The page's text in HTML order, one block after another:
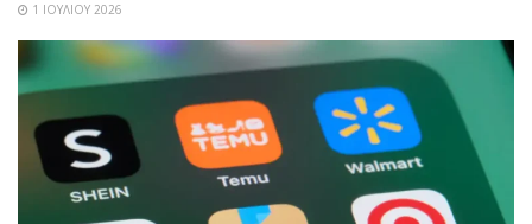
1 ΙΟΥΛΊΟΥ 2026